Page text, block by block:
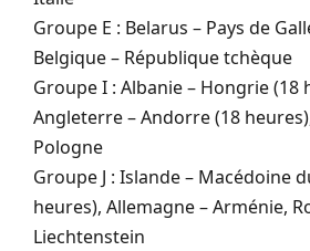
Groupe E : Belarus – Pays de
Belgique – République tchèque
Groupe I : Albanie – Hongrie (18
Angleterre – Andorre (18
Pologne
Groupe J : Islande – Macédoine
heures), Allemagne – Arménie,
Liechtenstein